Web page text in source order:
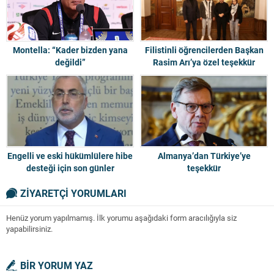
Montella: “Kader bizden yana
değildi”
Filistinli öğrencilerden Başkan
Rasim Arı’ya özel teşekkür
Engelli ve eski hükümlülere hibe
desteği için son günler
Almanya’dan Türkiye’ye
teşekkür
ZİYARETÇİ YORUMLARI
Henüz yorum yapılmamış. İlk yorumu aşağıdaki form aracılığıyla siz
yapabilirsiniz.
BİR YORUM YAZ